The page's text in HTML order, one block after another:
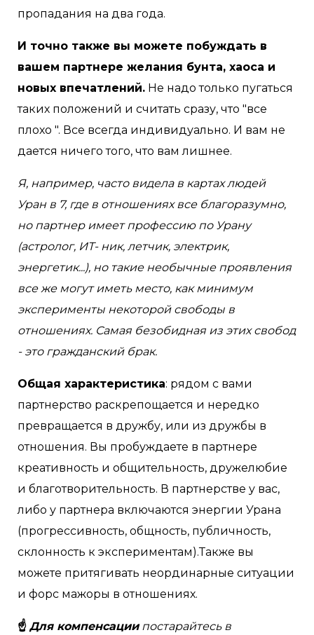
пропадания на два года.
И точно также вы можете побуждать в
вашем партнере желания бунта, хаоса и
новых впечатлений. Не надо только пугаться
таких положений и считать сразу, что "все
плохо ". Все всегда индивидуально. И вам не
дается ничего того, что вам лишнее.
Я, например, часто видела в картах людей
Уран в 7, где в отношениях все благоразумно,
но партнер имеет профессию по Урану
(астролог, ИТ- ник, летчик, электрик,
энергетик...), но такие необычные проявления
все же могут иметь место, как минимум
эксперименты некоторой свободы в
отношениях. Самая безобидная из этих свобод
- это гражданский брак.
Общая характеристика: рядом с вами
партнерство раскрепощается и нередко
превращается в дружбу, или из дружбы в
отношения. Вы пробуждаете в партнере
креативность и общительность, дружелюбие
и благотворительность. В партнерстве у вас,
либо у партнера включаются энергии Урана
(прогрессивность, общность, публичность,
склонность к экспериментам).Также вы
можете притягивать неординарные ситуации
и форс мажоры в отношениях.
☝ Для компенсациипостарайтесь в